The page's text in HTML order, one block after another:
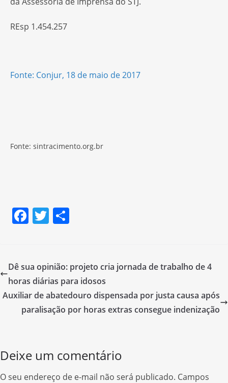
REsp 1.454.257
Fonte: Conjur, 18 de maio de 2017
Fonte: sintracimento.org.br
F
e
b
o
o
T
er e
Dê sua opinião: projeto cria jornada de trabalho de 4
horas diárias para idosos
Auxiliar de abatedouro dispensada por justa causa após
paralisação por horas extras consegue indenização
Deixe um comentário
O seu endereço de e-mail não será publicado. Campos